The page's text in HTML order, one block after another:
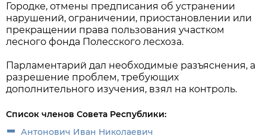
Городке, отмены предписания об устранении
нарушений, ограничении, приостановлении или
прекращении права пользования участком
лесного фонда Полесского лесхоза.
Парламентарий дал необходимые разъяснения, а
разрешение проблем, требующих
дополнительного изучения, взял на контроль.
Список членов Совета Республики:
Антонович Иван Николаевич